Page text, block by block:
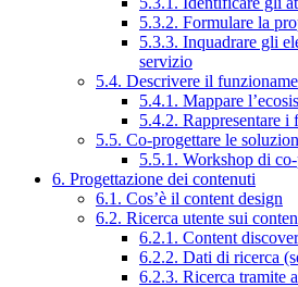
5.3.2. Formulare la
5.3.3. Inquadrare gli
servizio
5.4. Descrivere il
5.4.1. Mappare
5.4.2. Rappresentare i
5.5. Co-progettare le
5.5.1. Workshop di
6. Progettazione dei contenuti
6.1. Cos’è il content design
6.2. Ricerca utente sui
6.2.1. Content
6.2.2. Dati di ricerca
6.2.3. Ricerca tramite